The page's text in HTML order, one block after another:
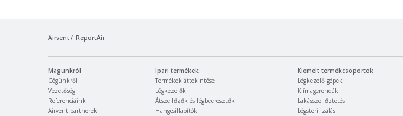
Airvent ReportAir
Magunkról
Cégünkről
Vezetőség
Referenciáink
Airvent partnerek
Ipari termékek
Termékek áttekintése
Légkezelők
Átszellőzők és légbeeresztők
Hangcsillapítók
Kiemelt termékcsoportok
Légkezelő gépek
Klímagerendák
Lakásszellőztetés
Légsterilizálás